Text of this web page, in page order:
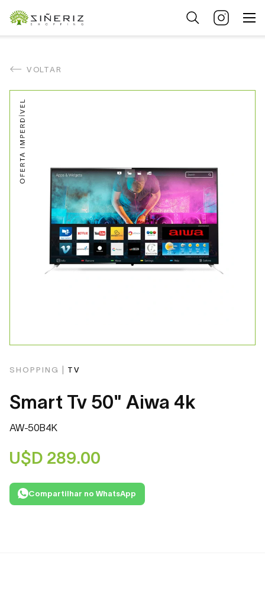
VOLTAR
SHOPPING | TV
Smart Tv 50" Aiwa 4k
AW-50B4K
U$D 289.00
Compartilhar no WhatsApp